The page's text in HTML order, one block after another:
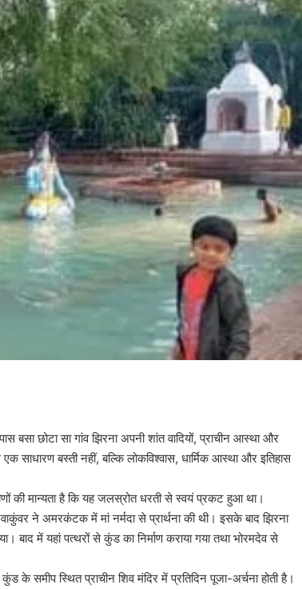
छोटा सा गांव झिरना अपनी शांत वादियों, प्राचीन आस्था और
बस्ती नहीं, बल्कि लोकविश्वास, धार्मिक आस्था और इतिहास
की मान्यता है कि यह जलस्रोत धरती से स्वयं प्रकट हुआ था।
ने अमरकंटक में मां नर्मदा से प्रार्थना की थी। इसके बाद झिरना
बाद में यहां पत्थरों से कुंड का निर्माण कराया गया तथा भोरमदेव से
स्थित प्राचीन शिव मंदिर में प्रतिदिन पूजा-अर्चना होती है।